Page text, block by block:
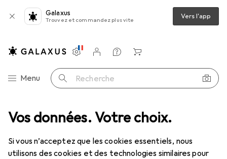
Vos données. Votre choix.
Si vous n’acceptez que les cookies essentiels, nous
utilisons des cookies et des technologies similaires pour
Galaxus
Trouvez et commandez plus vite Vers l'app
Navigation par catégorie
Menu Recherche
Paramètres
Compte client
Listes de comparaison
Listes d'envies
Panier
Composants PC Stockage SSD Kingston KC3000